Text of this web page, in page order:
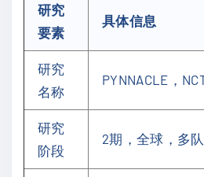
研究
要素
具体信息
研究
名称
PYNNACLE，
研究
阶段
2期，全球，多